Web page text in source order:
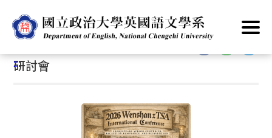
到
主
要
內
首頁 公告資訊 最新消息 / 研討會
:::
研討會